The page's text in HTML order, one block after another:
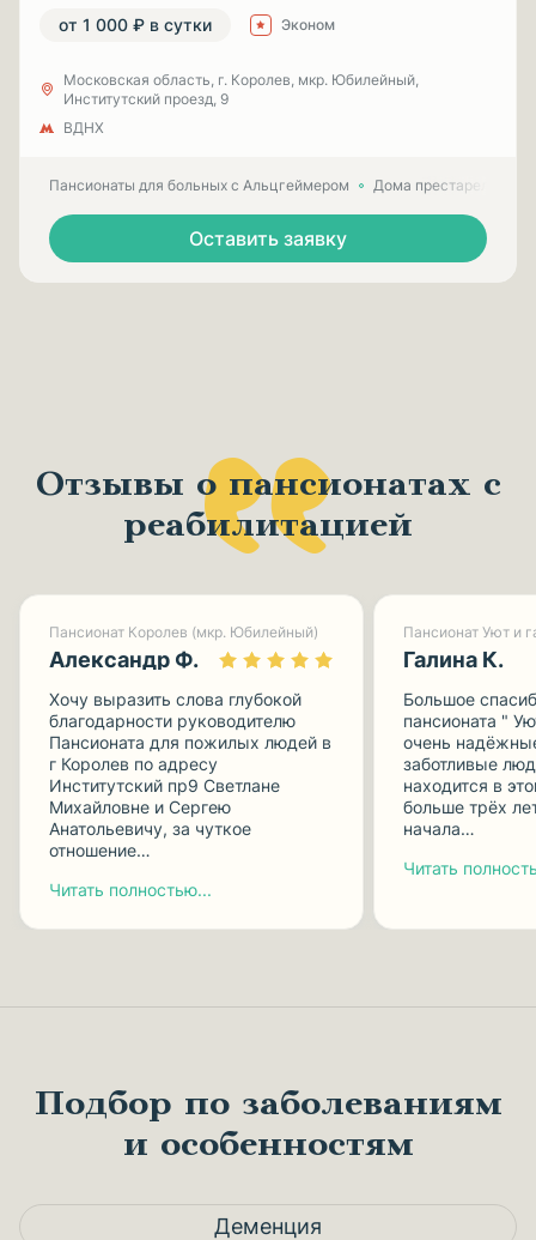
от 1 000 ₽ в сутки Эконом
Московская область, г. Королев, мкр. Юбилейный,
Институтский проезд, 9
ВДНХ
Пансионаты для больных с Альцгеймером Дома престарелых
Оставить заявку
Отзывы о пансионатах с
реабилитацией
Пансионат Королев (мкр. Юбилейный)
Александр Ф.
Хочу выразить слова глубокой
благодарности руководителю
Пансионата для пожилых людей в
г Королев по адресу
Институтский пр9 Светлане
Михайловне и Сергею
Анатольевичу, за чуткое
отношение…
Читать полностью...
Галина К.
Большое
пансионата "
очень
заботливые
находится в
больше трёх
начала…
Читать
Подбор по заболеваниям
и особенностям
Деменция